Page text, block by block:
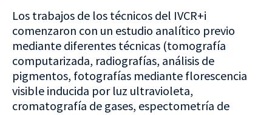
Los trabajos de los técnicos del IVCR+i
comenzaron con un estudio analítico previo
mediante diferentes técnicas (tomografía
computarizada, radiografías, análisis de
pigmentos, fotografías mediante florescencia
visible inducida por luz ultravioleta,
cromatografía de gases, espectometría de